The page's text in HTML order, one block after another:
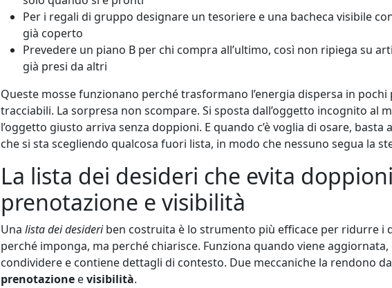
Per i regali di gruppo designare un tesoriere e una bacheca visibile
già coperto
Prevedere un piano B per chi compra all’ultimo, così non ripiega su
già presi da altri
Queste mosse funzionano perché trasformano l’energia dispersa in pochi
tracciabili. La sorpresa non scompare. Si sposta dall’oggetto incognito al
l’oggetto giusto arriva senza doppioni. E quando c’è voglia di osare, basta
che si sta scegliendo qualcosa fuori lista, in modo che nessuno segua la
La lista dei desideri che evita
prenotazione e visibilità
Una lista dei desideriben costruita è lo strumento più efficace per ridurre i
perché imponga, ma perché chiarisce. Funziona quando viene aggiornata,
condividere e contiene dettagli di contesto. Due meccaniche la rendono
prenotazione evisibilità.